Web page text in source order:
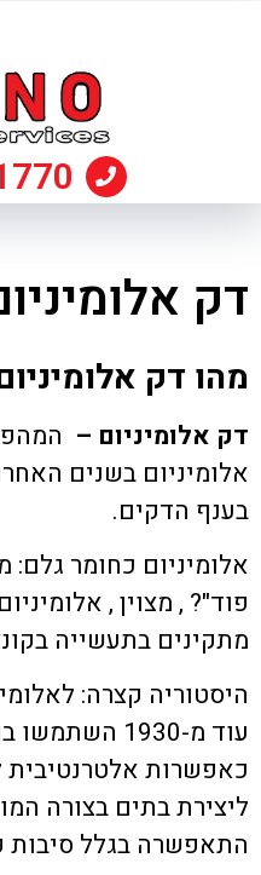
דק
מהו דק
דק אלומיניום –
אלומיניום בשנים
בענף הדקים.
אלומיניום כחומר
פוד"? , מצוין ,
מתקינים בתעשייה
היסטוריה קצרה:
עוד מ-1930
כאפשרות
ליצירת בתים בצורה
התאפשרה בגלל סיבות